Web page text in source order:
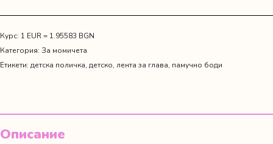
с
тиранти
и
Курс: 1 EUR = 1.95583 BGN
Категория: За момичета
Етикети: детска поличка, детско, лента за глава, памучно боди
Описание